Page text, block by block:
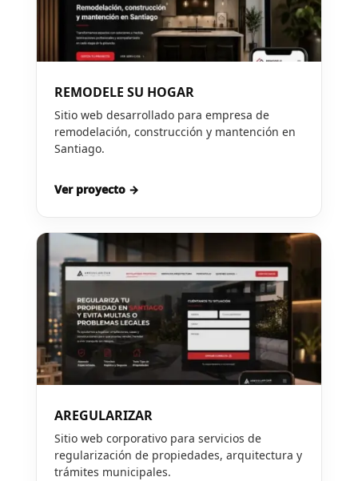
REMODELE SU HOGAR
Sitio web desarrollado para empresa de
remodelación, construcción y mantención en
Santiago.
Ver proyecto →
AREGULARIZAR
Sitio web corporativo para servicios de
regularización de propiedades, arquitectura y
trámites municipales.